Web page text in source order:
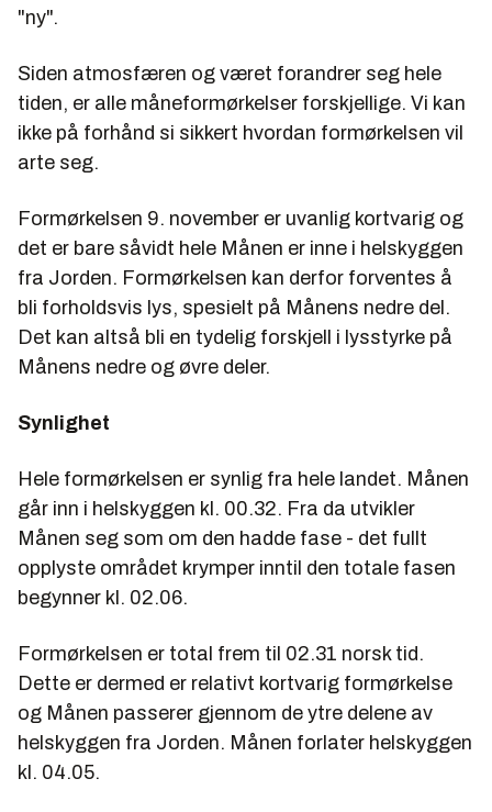
"ny".
Siden atmosfæren og været forandrer seg hele
tiden, er alle måneformørkelser forskjellige. Vi kan
ikke på forhånd si sikkert hvordan formørkelsen vil
arte seg.
Formørkelsen 9. november er uvanlig kortvarig og
det er bare såvidt hele Månen er inne i helskyggen
fra Jorden. Formørkelsen kan derfor forventes å
bli forholdsvis lys, spesielt på Månens nedre del.
Det kan altså bli en tydelig forskjell i lysstyrke på
Månens nedre og øvre deler.
Synlighet
Hele formørkelsen er synlig fra hele landet. Månen
går inn i helskyggen kl. 00.32. Fra da utvikler
Månen seg som om den hadde fase - det fullt
opplyste området krymper inntil den totale fasen
begynner kl. 02.06.
Formørkelsen er total frem til 02.31 norsk tid.
Dette er dermed er relativt kortvarig formørkelse
og Månen passerer gjennom de ytre delene av
helskyggen fra Jorden. Månen forlater helskyggen
kl. 04.05.